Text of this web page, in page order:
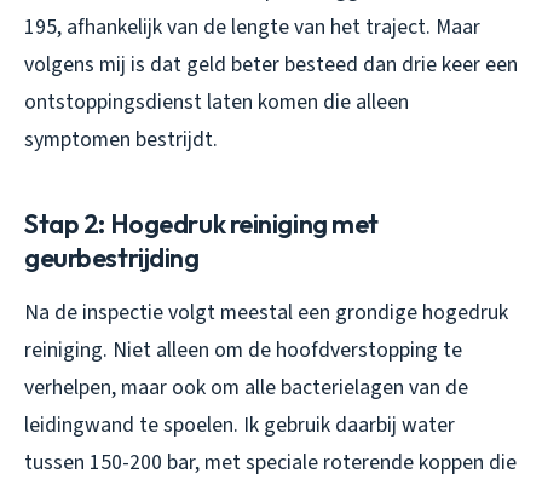
195, afhankelijk van de lengte van het traject. Maar
volgens mij is dat geld beter besteed dan drie keer een
ontstoppingsdienst laten komen die alleen
symptomen bestrijdt.
Stap 2: Hogedruk reiniging met
geurbestrijding
Na de inspectie volgt meestal een grondige hogedruk
reiniging. Niet alleen om de hoofdverstopping te
verhelpen, maar ook om alle bacterielagen van de
leidingwand te spoelen. Ik gebruik daarbij water
tussen 150-200 bar, met speciale roterende koppen die